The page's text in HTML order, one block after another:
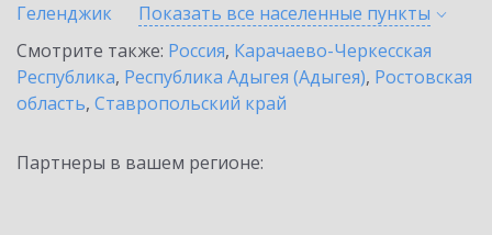
Геленджик
Показать все населенные пункты
Смотрите также: Россия, Карачаево-Черкесская
Республика, Республика Адыгея (Адыгея), Ростовская
область, Ставропольский край
Партнеры в вашем регионе: